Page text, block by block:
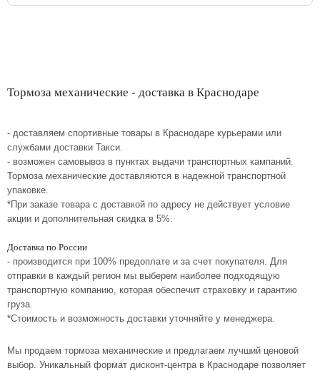
Тормоза механические - доставка в Краснодаре
- доставляем спортивные товары в Краснодаре курьерами или
службами доставки Такси.
- возможен самовывоз в пунктах выдачи транспортных кампаний.
Тормоза механические доставляются в надежной транспортной
упаковке.
*При заказе товара с доставкой по адресу не действует условие
акции и дополнительная скидка в 5%.
Доставка по России
- производится при 100% предоплате и за счет покупателя. Для
отправки в каждый регион мы выберем наиболее подходящую
транспортную компанию, которая обеспечит страховку и гарантию
груза.
*Стоимость и возможность доставки уточняйте у менеджера.
Мы продаем тормоза механические и предлагаем лучший ценовой
выбор. Уникальный формат дисконт-центра в Краснодаре позволяет